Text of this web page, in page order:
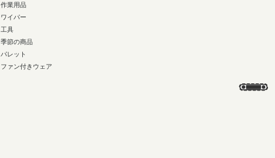
作業用品
ワイパー
工具
季節の商品
パレット
ファン付きウェア